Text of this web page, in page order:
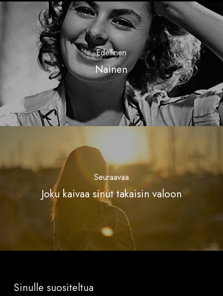
Edellinen
Nainen
Seuraavaa
Joku kaivaa sinut takaisin valoon
Sinulle suositeltua